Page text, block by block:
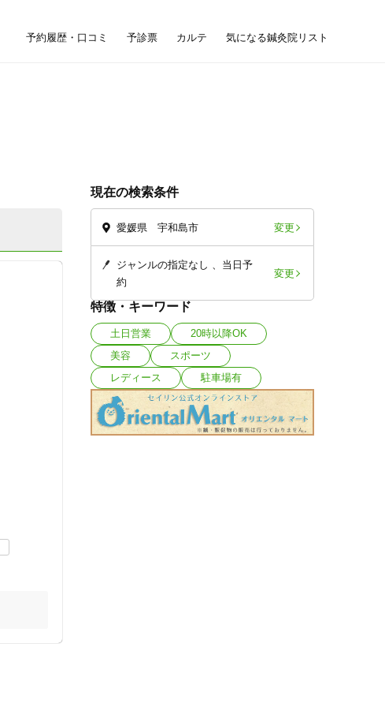
予約履歴・口コミ 予診票 カルテ 気になる鍼灸院リスト
現在の検索条件
愛媛県 宇和島市 変更
ジャンルの指定なし
当日予
約
変更
特徴・キーワード
土日営業
20時以降OK
美容
スポーツ
レディース
駐車場有